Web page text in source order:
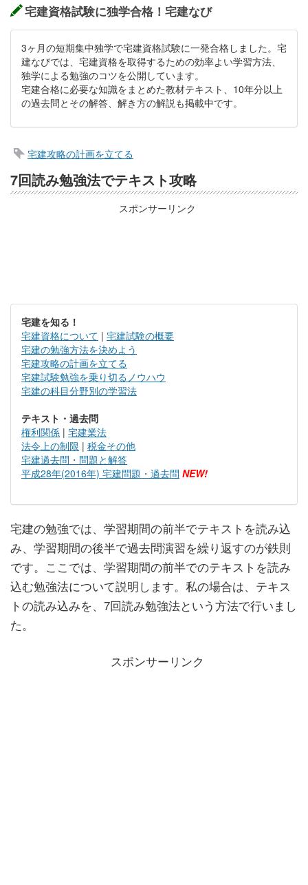
宅建資格試験に独学合格！宅建なび
3ヶ月の短期集中独学で宅建資格試験に一発合格しました。宅
建なびでは、宅建資格を取得するための効率よい学習方法、
独学による勉強のコツを公開しています。
宅建合格に必要な知識をまとめた教材テキスト、10年分以上
の過去問とその解答、解き方の解説も掲載中です。
宅建攻略の計画を立てる
7回読み勉強法でテキスト攻略
スポンサーリンク
宅建を知る！
宅建資格について | 宅建試験の概要
宅建の勉強方法を決めよう
宅建攻略の計画を立てる
宅建試験勉強を乗り切るノウハウ
宅建の科目分野別の学習法
テキスト・過去問
権利関係 | 宅建業法
法令上の制限 | 税金その他
宅建過去問・問題と解答
平成28年(2016年) 宅建問題・過去問 NEW!
宅建の勉強では、学習期間の前半でテキストを読み込
み、学習期間の後半で過去問演習を繰り返すのが鉄則
です。ここでは、学習期間の前半でのテキストを読み
込む勉強法について説明します。私の場合は、テキス
トの読み込みを、7回読み勉強法という方法で行いまし
た。
スポンサーリンク